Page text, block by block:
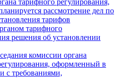
рассмотрение дел по
тарифов
тарифного
решения об установлении
комиссии органа
оформленный в
с требованиями,